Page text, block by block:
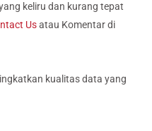
keliru dan kurang tepat
Usatau Komentar di
kualitas data yang